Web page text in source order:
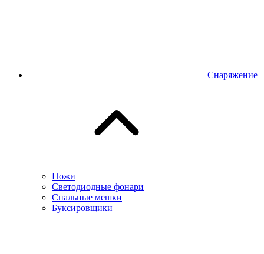
Снаряжение
Ножи
Светодиодные фонари
Спальные мешки
Буксировщики